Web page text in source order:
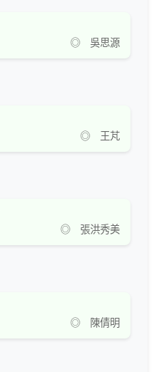
◎ 吳思源
◎ 王芃
◎ 張洪秀美
◎ 陳倩明